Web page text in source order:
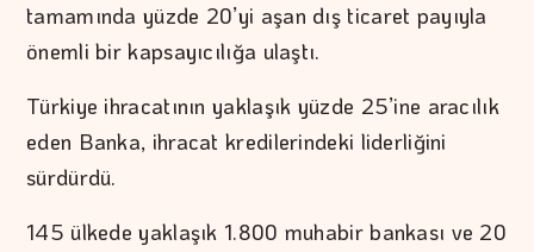
tamamında yüzde 20’yi aşan dış ticaret payıyla
önemli bir kapsayıcılığa ulaştı.
Türkiye ihracatının yaklaşık yüzde 25’ine aracılık
eden Banka, ihracat kredilerindeki liderliğini
sürdürdü.
145 ülkede yaklaşık 1.800 muhabir bankası ve 20